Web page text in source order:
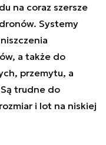
na coraz szersze
Systemy
a także do
przemytu, a
trudne do
i lot na niskiej